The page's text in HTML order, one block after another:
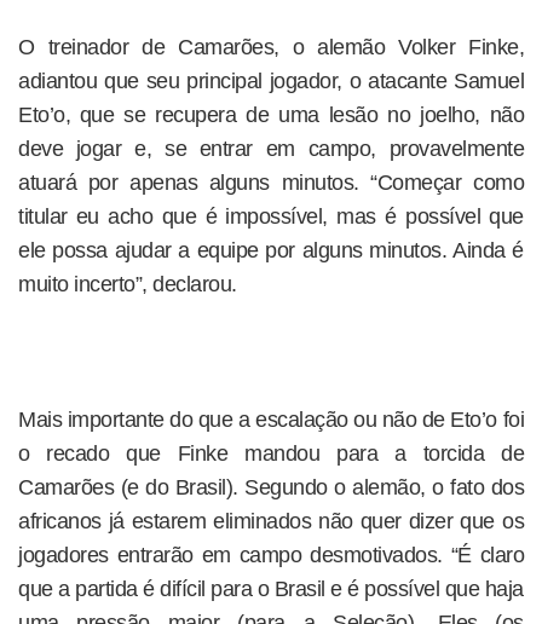
O treinador de Camarões, o alemão Volker Finke,
adiantou que seu principal jogador, o atacante Samuel
Eto’o, que se recupera de uma lesão no joelho, não
deve jogar e, se entrar em campo, provavelmente
atuará por apenas alguns minutos. “Começar como
titular eu acho que é impossível, mas é possível que
ele possa ajudar a equipe por alguns minutos. Ainda é
muito incerto”, declarou.
Mais importante do que a escalação ou não de Eto’o foi
o recado que Finke mandou para a torcida de
Camarões (e do Brasil). Segundo o alemão, o fato dos
africanos já estarem eliminados não quer dizer que os
jogadores entrarão em campo desmotivados. “É claro
que a partida é difícil para o Brasil e é possível que haja